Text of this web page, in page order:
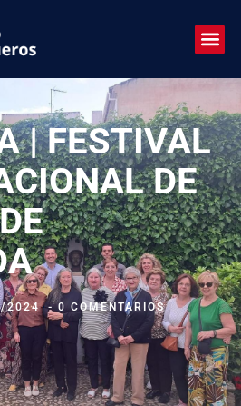
| FESTIVAL
DE
2024 -0 COMENTARIOS